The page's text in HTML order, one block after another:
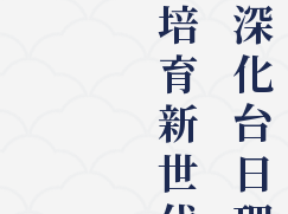
深化台日理解
培育新世代